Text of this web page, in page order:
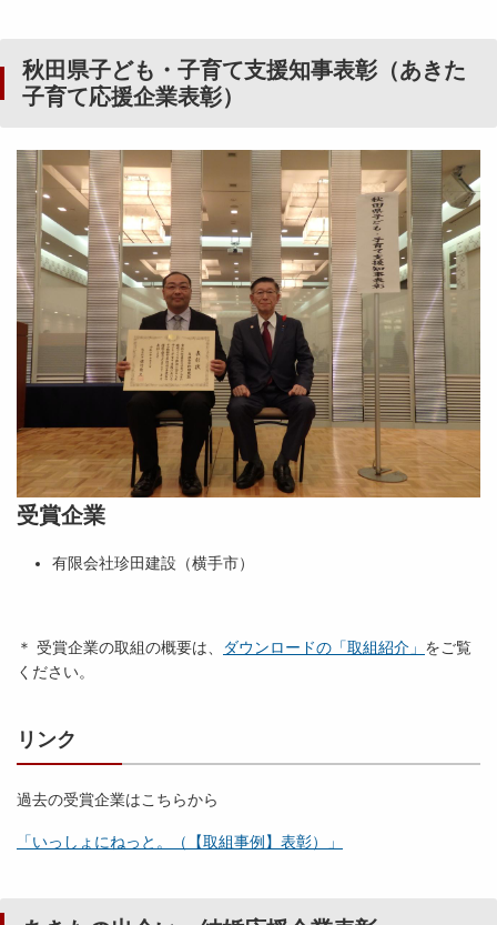
秋田県子ども・子育て支援知事表彰（あきた
子育て応援企業表彰）
受賞企業
有限会社珍田建設（横手市）
＊ 受賞企業の取組の概要は、 ダウンロードの「取組紹介」 をご覧
ください。
リンク
過去の受賞企業はこちらから
「いっしょにねっと。（【取組事例】表彰）」